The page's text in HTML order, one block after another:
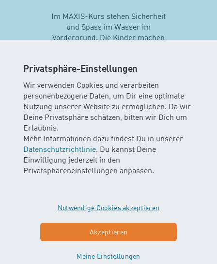
Privatsphäre-Einstellungen
Wir verwenden Cookies und verarbeiten
personenbezogene Daten, um Dir eine optimale
Nutzung unserer Website zu ermöglichen. Da wir
Deine Privatsphäre schätzen, bitten wir Dich um
Erlaubnis.
Mehr Informationen dazu findest Du in unserer
Datenschutzrichtlinie. Du kannst Deine
Einwilligung jederzeit in den
Privatsphäreneinstellungen anpassen.
Notwendige Cookies akzeptieren
Akzeptieren
Meine Einstellungen
Im MAXIS-Kurs stehen Sicherheit
und Spass im Wasser im
Vordergrund. Die Kinder machen
Schwimmtechniken…
Mehr zu Maxis
MASTERS
AB 2.5 JAHREN
Selbstständigkeit und Spass im